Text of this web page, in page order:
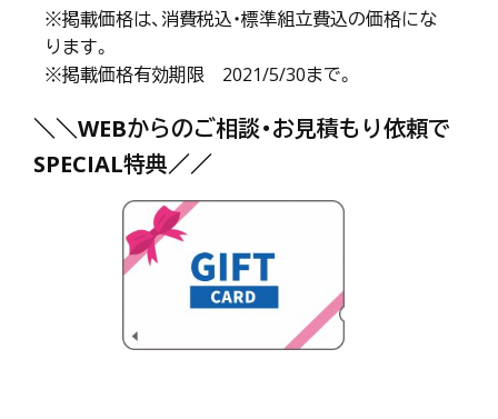
※掲載価格は、消費税込・標準組立費込の価格にな
ります。
※掲載価格有効期限 2021/5/30まで。
＼＼WEBからのご相談・お見積もり依頼で
SPECIAL特典／／